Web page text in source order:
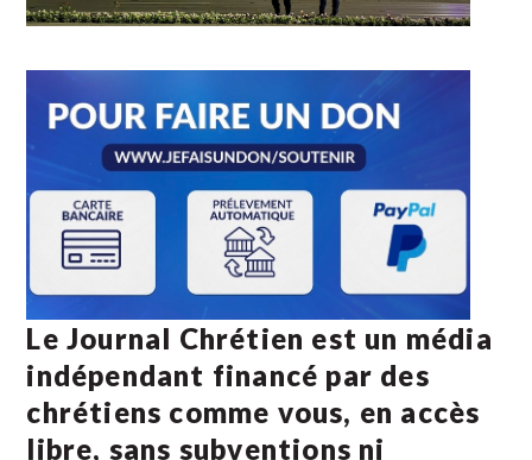
Le Journal Chrétien est un média
indépendant financé par des
chrétiens comme vous, en accès
libre, sans subventions ni